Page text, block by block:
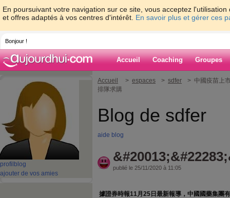
En poursuivant votre navigation sur ce site, vous acceptez
et offres adaptés à vos centres d'intérêt. En savoir plus et gérer ces
Bonjour !
Accueil Coaching Groupes
profil blog
ajouter de vos amies
Accueil > espaces > sdfer
> 中國疫苗上
排隊求購
Blog de sdfer
aide blog
publié le 25/11/2020 à 11:05
據證券時報11月25日最新報導，中國國藥集團